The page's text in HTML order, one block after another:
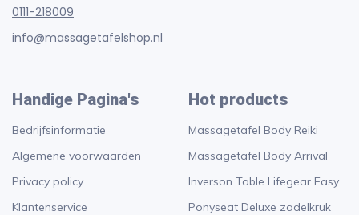
0111-218009
info@massagetafelshop.nl
Handige Pagina's
Bedrijfsinformatie
Algemene voorwaarden
Privacy policy
Klantenservice
Hot products
Massagetafel Body Reiki
Massagetafel Body Arrival
Inverson Table Lifegear Easy
Ponyseat Deluxe zadelkruk